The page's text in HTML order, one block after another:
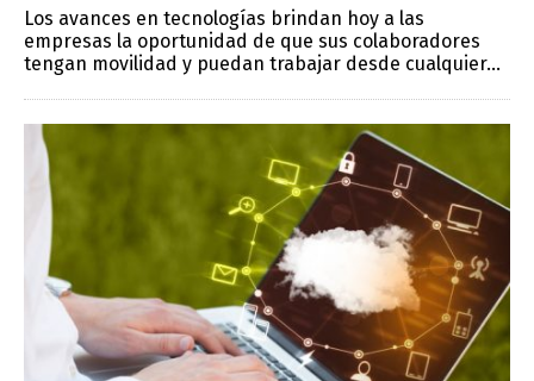
Los avances en tecnologías brindan hoy a las
empresas la oportunidad de que sus colaboradores
tengan movilidad y puedan trabajar desde cualquier...